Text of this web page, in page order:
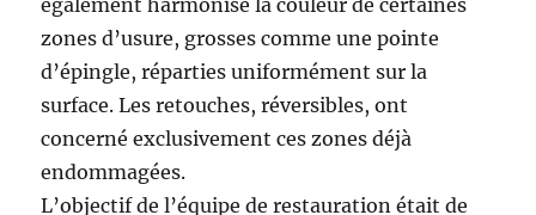
également harmonisé la couleur de certaines
zones d’usure, grosses comme une pointe
d’épingle, réparties uniformément sur la
surface. Les retouches, réversibles, ont
concerné exclusivement ces zones déjà
endommagées.
L’objectif de l’équipe de restauration était de